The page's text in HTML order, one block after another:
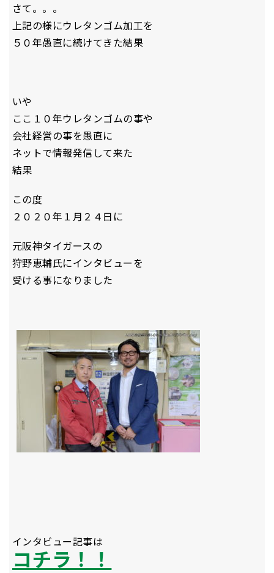
さて。。。
上記の様にウレタンゴム加工を
５０年愚直に続けてきた結果
いや
ここ１０年ウレタンゴムの事や
会社経営の事を愚直に
ネットで情報発信して来た
結果
この度
２０２０年１月２４日に
元阪神タイガースの
狩野恵輔氏にインタビューを
受ける事になりました
インタビュー記事は
コチラ！！